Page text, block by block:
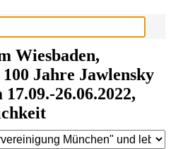
Wiesbaden,
Jahre Jawlensky
26.06.2022,